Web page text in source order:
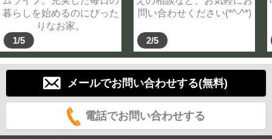
1/5 2/5
メールでお問い合わせする(無料)
電話でお問い合わせする